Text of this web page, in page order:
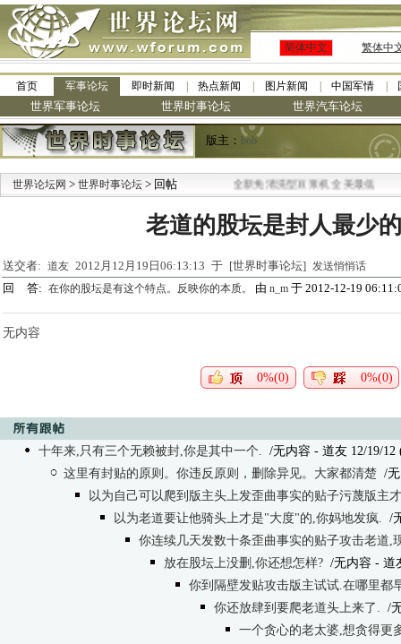
简体中文 繁体中
首页 军事论坛 即时新闻 热点新闻 图片新闻 中国军情
世界军事论坛 世界时事论坛 世界汽车论坛
版主： bob
世界论坛网 > 世界时事论坛 > 回帖 九阳全新免清洗型豆浆机 全美最低
老道的股坛是封人最少
送交者: 道友 2012月12月19日06:13:13 于 [世界时事论坛] 发送悄悄话
回 答: 在你的股坛是有这个特点。反映你的本质。 由 n_m 于 2012-12-19
无内容
0%(0) 0%(0)
十年来,只有三个无赖被封,你是其中一个. /无内容 - 道友 12/19/12
这里有封贴的原则。你违反原则，删除异见。大家都清楚 /
以为自己可以爬到版主头上发歪曲事实的贴子污蔑版主
以为老道要让他骑头上才是"大度"的,你妈地发疯. /
你连续几天发数十条歪曲事实的贴子攻击老道,
放在股坛上没删,你还想怎样? /无内容 - 道
你到隔壁发贴攻击版主试试.在哪里都
你还放肆到要爬老道头上来了. /
一个贪心的老太婆,想贪得更